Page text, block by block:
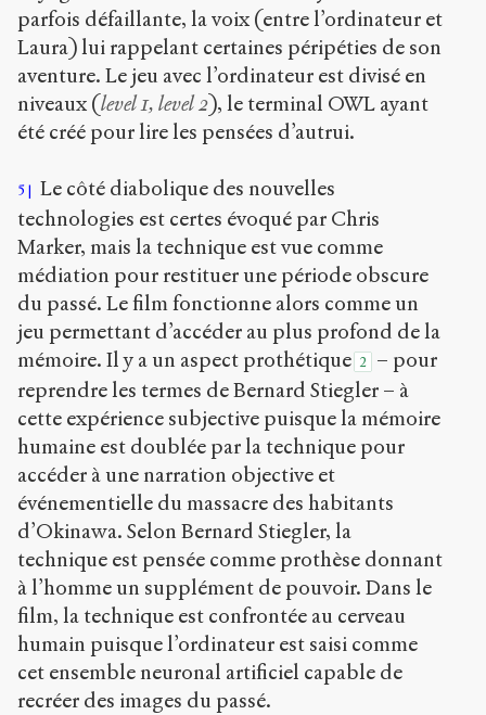
parfois défaillante, la voix (entre l’ordinateur et
Laura) lui rappelant certaines péripéties de son
aventure. Le jeu avec l’ordinateur est divisé en
niveaux (level 1, level 2), le terminal OWL ayant
été créé pour lire les pensées d’autrui.
5
Le côté diabolique des nouvelles
technologies est certes évoqué par Chris
Marker, mais la technique est vue comme
médiation pour restituer une période obscure
du passé. Le film fonctionne alors comme un
jeu permettant d’accéder au plus profond de la
mémoire. Il y a un aspect prothétique 2
– pour
reprendre les termes de Bernard Stiegler – à
cette expérience subjective puisque la mémoire
humaine est doublée par la technique pour
accéder à une narration objective et
événementielle du massacre des habitants
d’Okinawa. Selon Bernard Stiegler, la
technique est pensée comme prothèse donnant
à l’homme un supplément de pouvoir. Dans le
film, la technique est confrontée au cerveau
humain puisque l’ordinateur est saisi comme
cet ensemble neuronal artificiel capable de
recréer des images du passé.